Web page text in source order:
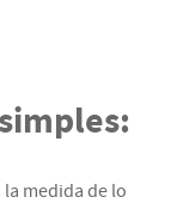
medida de lo